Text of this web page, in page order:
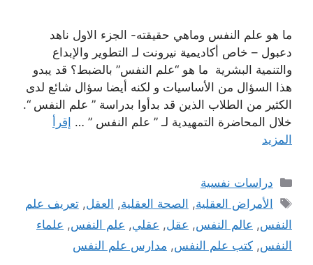
ما هو علم النفس وماهي حقيقته- الجزء الاول ناهد
دعبول – خاص أكاديمية نيرونت لـ التطوير والإبداع
والتنمية البشرية ما هو “علم النفس” بالضبط؟ قد يبدو
هذا السؤال من الأساسيات و لكنه أيضا سؤال شائع لدى
الكثير من الطلاب الذين قد بدأوا بدراسة ” علم النفس “.
خلال المحاضرة التمهيدية لـ ” علم النفس ” … إقرأ
المزيد
التصنيفات
دراسات نفسية
الوسوم
الأمراض العقلية, الصحة العقلية, العقل,تعريف علم
النفس, عالم النفس, عقل, عقلي, علم النفس, علماء
النفس, كتب علم النفس, مدارس علم النفس